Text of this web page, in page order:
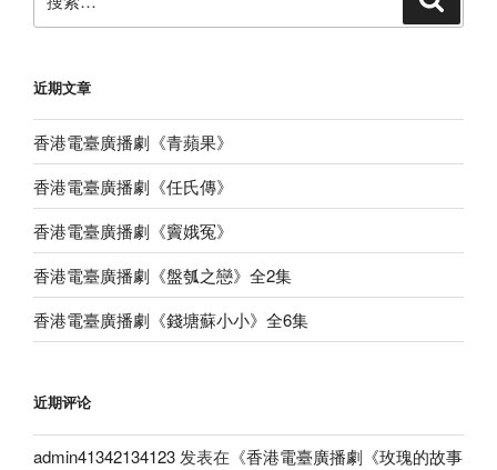
索：
近期文章
香港電臺廣播劇《青蘋果》
香港電臺廣播劇《任氏傳》
香港電臺廣播劇《竇娥冤》
香港電臺廣播劇《盤瓠之戀》全2集
香港電臺廣播劇《錢塘蘇小小》全6集
近期评论
admin41342134123发表在《香港電臺廣播劇《玫瑰的故事